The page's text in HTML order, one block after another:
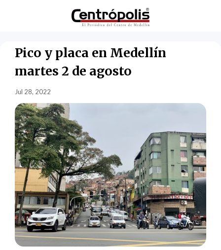
Pico y placa en Medellín
martes 2 de agosto
Jul 28, 2022